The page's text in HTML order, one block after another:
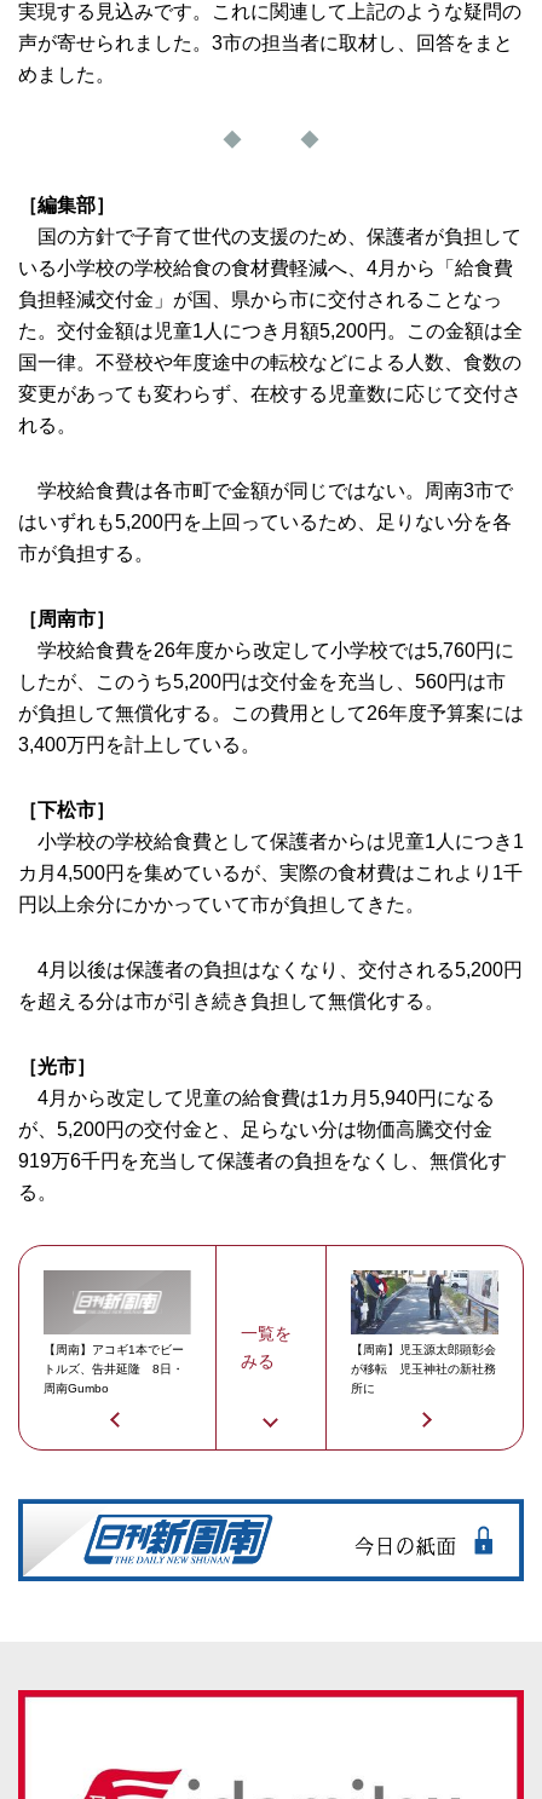
実現する見込みです。これに関連して上記のような疑問の
声が寄せられました。3市の担当者に取材し、回答をまと
めました。
◆ ◆
［編集部］
国の方針で子育て世代の支援のため、保護者が負担して
いる小学校の学校給食の食材費軽減へ、4月から「給食費
負担軽減交付金」が国、県から市に交付されることなっ
た。交付金額は児童1人につき月額5,200円。この金額は全
国一律。不登校や年度途中の転校などによる人数、食数の
変更があっても変わらず、在校する児童数に応じて交付さ
れる。
学校給食費は各市町で金額が同じではない。周南3市で
はいずれも5,200円を上回っているため、足りない分を各
市が負担する。
［周南市］
学校給食費を26年度から改定して小学校では5,760円に
したが、このうち5,200円は交付金を充当し、560円は市
が負担して無償化する。この費用として26年度予算案には
3,400万円を計上している。
［下松市］
小学校の学校給食費として保護者からは児童1人につき1
カ月4,500円を集めているが、実際の食材費はこれより1千
円以上余分にかかっていて市が負担してきた。
4月以後は保護者の負担はなくなり、交付される5,200円
を超える分は市が引き続き負担して無償化する。
［光市］
4月から改定して児童の給食費は1カ月5,940円になる
が、5,200円の交付金と、足らない分は物価高騰交付金
919万6千円を充当して保護者の負担をなくし、無償化す
る。
【周南】アコギ1本でビー
トルズ、告井延隆 8日・
周南Gumbo
一覧を
みる
【周南】児玉源太郎顕彰会
が移転 児玉神社の新社務
所に